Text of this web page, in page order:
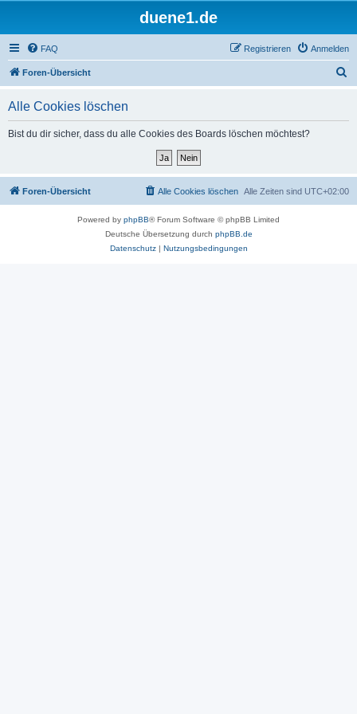
duene1.de
FAQ Anmelden
Registrieren
Foren-Übersicht
Alle Cookies löschen
Bist du dir sicher, dass du alle Cookies des Boards löschen möchtest?
Foren-Übersicht Alle Zeiten sind UTC+02:00
Alle Cookies löschen
Powered by phpBB® Forum Software © phpBB Limited
Deutsche Übersetzung durch phpBB.de
Datenschutz| Nutzungsbedingungen